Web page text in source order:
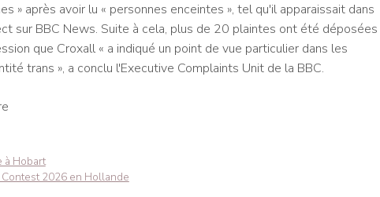
» après avoir lu « personnes enceintes », tel qu'il apparaissait dans
sur BBC News. Suite à cela, plus de 20 plaintes ont été déposées
que Croxall « a indiqué un point de vue particulier dans les
trans », a conclu l'Executive Complaints Unit de la BBC.
à Hobart
2026 en Hollande